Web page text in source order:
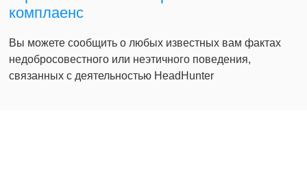
комплаенс
Вы можете сообщить о любых известных вам фактах
недобросовестного или неэтичного поведения,
связанных с деятельностью HeadHunter